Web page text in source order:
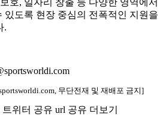
호, 일자리 창출 등 다양한 영역에서
있도록 현장 중심의 전폭적인 지원을
.
무단전재 및 재배포 금지]
트위터 공유 url 공유 더보기